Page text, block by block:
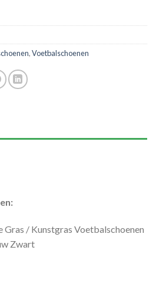
,Voetbalschoenen
/ Kunstgras Voetbalschoenen
Zwart